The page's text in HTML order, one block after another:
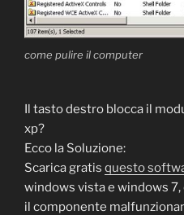
come pulire il computer
Il tasto destro blocca il
xp?
Ecco la Soluzione:
Scarica gratis questo
windows vista e windows
il componente